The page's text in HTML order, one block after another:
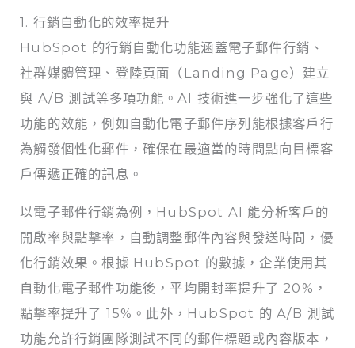
1. 行銷自動化的效率提升
HubSpot 的行銷自動化功能涵蓋電子郵件行銷、
社群媒體管理、登陸頁面（Landing Page）建立
與 A/B 測試等多項功能。AI 技術進一步強化了這些
功能的效能，例如自動化電子郵件序列能根據客戶行
為觸發個性化郵件，確保在最適當的時間點向目標客
戶傳遞正確的訊息。
以電子郵件行銷為例，HubSpot AI 能分析客戶的
開啟率與點擊率，自動調整郵件內容與發送時間，優
化行銷效果。根據 HubSpot 的數據，企業使用其
自動化電子郵件功能後，平均開封率提升了 20%，
點擊率提升了 15%。此外，HubSpot 的 A/B 測試
功能允許行銷團隊測試不同的郵件標題或內容版本，